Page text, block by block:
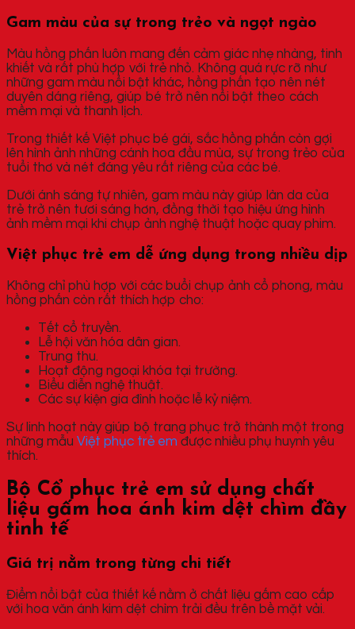
Gam màu của sự trong trẻo và ngọt ngào
Màu hồng phấn luôn mang đến cảm giác nhẹ nhàng, tinh
khiết và rất phù hợp với trẻ nhỏ. Không quá rực rỡ như
những gam màu nổi bật khác, hồng phấn tạo nên nét
duyên dáng riêng, giúp bé trở nên nổi bật theo cách
mềm mại và thanh lịch.
Trong thiết kế Việt phục bé gái, sắc hồng phấn còn gợi
lên hình ảnh những cánh hoa đầu mùa, sự trong trẻo của
tuổi thơ và nét đáng yêu rất riêng của các bé.
Dưới ánh sáng tự nhiên, gam màu này giúp làn da của
trẻ trở nên tươi sáng hơn, đồng thời tạo hiệu ứng hình
ảnh mềm mại khi chụp ảnh nghệ thuật hoặc quay phim.
Việt phục trẻ em dễ ứng dụng trong nhiều dịp
Không chỉ phù hợp với các buổi chụp ảnh cổ phong, màu
hồng phấn còn rất thích hợp cho:
Tết cổ truyền.
Lễ hội văn hóa dân gian.
Trung thu.
Hoạt động ngoại khóa tại trường.
Biểu diễn nghệ thuật.
Các sự kiện gia đình hoặc lễ kỷ niệm.
Sự linh hoạt này giúp bộ trang phục trở thành một trong
những mẫu Việt phục trẻ em được nhiều phụ huynh yêu
thích.
Bộ Cổ phục trẻ em sử dụng chất
liệu gấm hoa ánh kim dệt chìm đầy
tinh tế
Giá trị nằm trong từng chi tiết
Điểm nổi bật của thiết kế nằm ở chất liệu gấm cao cấp
với hoa văn ánh kim dệt chìm trải đều trên bề mặt vải.